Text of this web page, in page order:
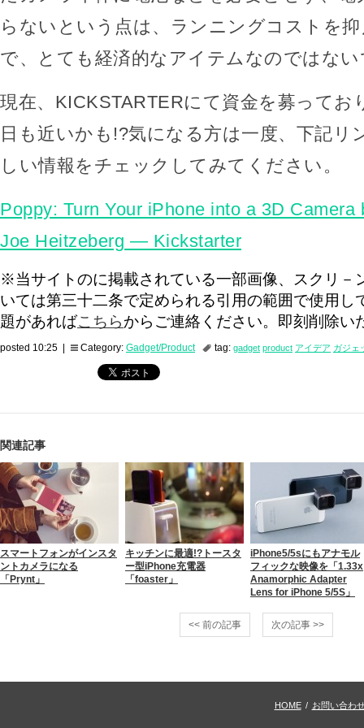
らないという点は、ランニングコストを
で、とても経済的なアイテムなのではな
現在、KICKSTARTERにて資金を募ってお
日も近いかも!?気になる方は一度、下記リ
しい情報をチェックしてみてください。
Poppy: Turn Your iPhone into a 3D Camera
Joe Heitzeberg — Kickstarter
※当サイトのに掲載されている一部画像、スクリ－
いては第三十二条で定められる引用の範囲で使用し
題があればこちらからご連絡ください。即刻削除い
posted 10:25 | Category: Gadget/Product tag: gadget product アイデア ガジェ
関連記事
スマートフォンがインスタ
ントカメラになる
「Prynt」
キッチンに最適!?トースタ
ー型iPhone充電器
「foaster」
iPhone5/5sにもアナモル
フィックな映像を「1.33x
Anamorphic Adapter
Lens for iPhone 5/5S」
<< 前の記事 次の記事 >>
HOME / お問い合わ